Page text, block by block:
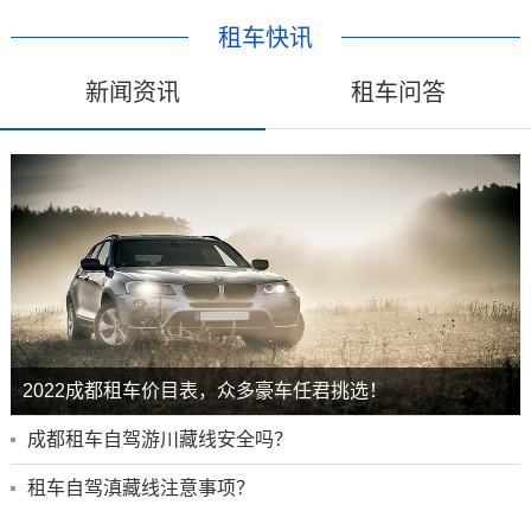
租车快讯
新闻资讯 租车问答
2022成都租车价目表，众多豪车任君挑选！
成都租车自驾游川藏线安全吗？
租车自驾滇藏线注意事项？